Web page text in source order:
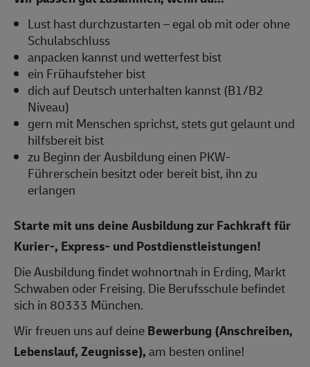
Lust hast durchzustarten – egal ob mit oder ohne
Schulabschluss
anpacken kannst und wetterfest bist
ein Frühaufsteher bist
dich auf Deutsch unterhalten kannst (B1/B2
Niveau)
gern mit Menschen sprichst, stets gut gelaunt und
hilfsbereit bist
zu Beginn der Ausbildung einen PKW-
Führerschein besitzt oder bereit bist, ihn zu
erlangen
Starte mit uns deine Ausbildung zur Fachkraft für
Kurier-, Express- und Postdienstleistungen!
Die Ausbildung findet wohnortnah in Erding, Markt
Schwaben oder Freising. Die Berufsschule befindet
sich in 80333 München.
Wir freuen uns auf deineBewerbung (Anschreiben,
Lebenslauf, Zeugnisse),am besten online!